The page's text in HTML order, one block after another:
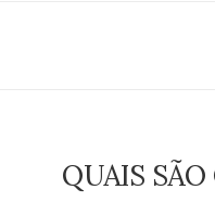
QUAIS